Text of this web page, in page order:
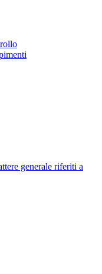
generale riferiti a